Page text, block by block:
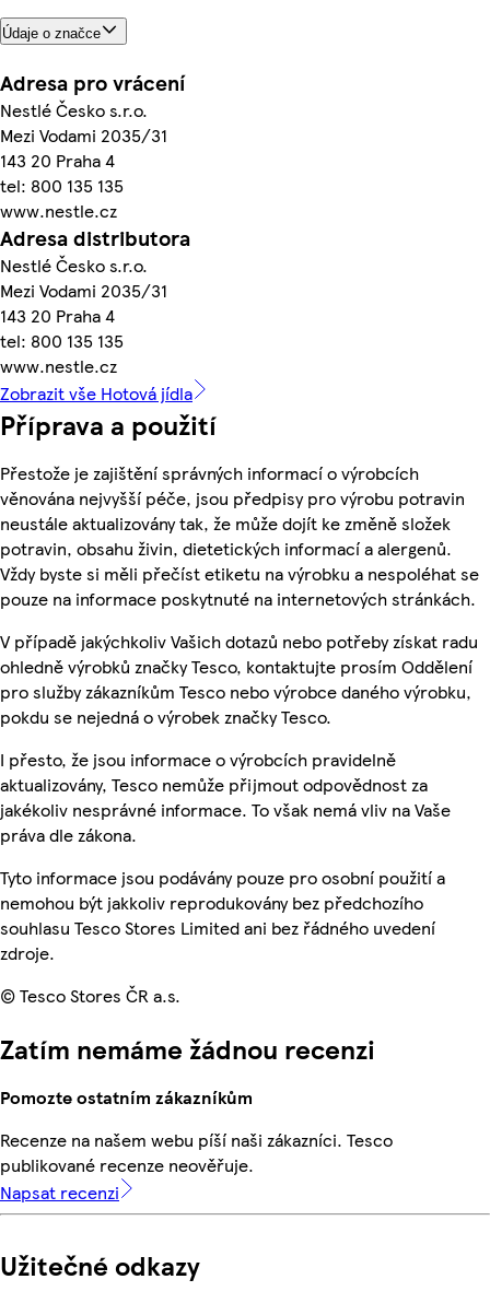
Údaje o značce
Adresa pro vrácení
Nestlé Česko s.r.o.
Mezi Vodami 2035/31
143 20 Praha 4
tel: 800 135 135
www.nestle.cz
Adresa distributora
Nestlé Česko s.r.o.
Mezi Vodami 2035/31
143 20 Praha 4
tel: 800 135 135
www.nestle.cz
Zobrazit vše Hotová jídla
Příprava a použití
Přestože je zajištění správných informací o výrobcích
věnována nejvyšší péče, jsou předpisy pro výrobu potravin
neustále aktualizovány tak, že může dojít ke změně složek
potravin, obsahu živin, dietetických informací a alergenů.
Vždy byste si měli přečíst etiketu na výrobku a nespoléhat se
pouze na informace poskytnuté na internetových stránkách.
V případě jakýchkoliv Vašich dotazů nebo potřeby získat radu
ohledně výrobků značky Tesco, kontaktujte prosím Oddělení
pro služby zákazníkům Tesco nebo výrobce daného výrobku,
pokdu se nejedná o výrobek značky Tesco.
I přesto, že jsou informace o výrobcích pravidelně
aktualizovány, Tesco nemůže přijmout odpovědnost za
jakékoliv nesprávné informace. To však nemá vliv na Vaše
práva dle zákona.
Tyto informace jsou podávány pouze pro osobní použití a
nemohou být jakkoliv reprodukovány bez předchozího
souhlasu Tesco Stores Limited ani bez řádného uvedení
zdroje.
© Tesco Stores ČR a.s.
Zatím nemáme žádnou recenzi
Pomozte ostatním zákazníkům
Recenze na našem webu píší naši zákazníci. Tesco
publikované recenze neověřuje.
Napsat recenzi
Užitečné odkazy